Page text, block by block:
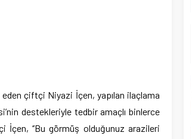
çiftçi Niyazi İçen, yapılan ilaçlama
destekleriyle tedbir amaçlı binlerce
İçen, ‘’Bu görmüş olduğunuz arazileri